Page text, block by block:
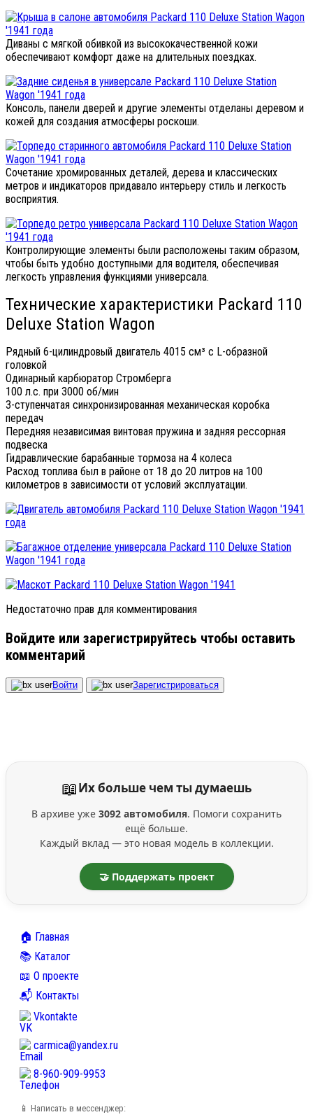
Диваны с мягкой обивкой из высококачественной кожи
обеспечивают комфорт даже на длительных поездках.
Консоль, панели дверей и другие элементы отделаны деревом и
кожей для создания атмосферы роскоши.
Сочетание хромированных деталей, дерева и классических
метров и индикаторов придавало интерьеру стиль и легкость
восприятия.
Контролирующие элементы были расположены таким образом,
чтобы быть удобно доступными для водителя, обеспечивая
легкость управления функциями универсала.
Технические характеристики Packard 110
Deluxe Station Wagon
Рядный 6-цилиндровый двигатель 4015 см³ с L-образной
головкой
Одинарный карбюратор Стромберга
100 л.с. при 3000 об/мин
3-ступенчатая синхронизированная механическая коробка
передач
Передняя независимая винтовая пружина и задняя рессорная
подвеска
Гидравлические барабанные тормоза на 4 колеса
Расход топлива был в районе от 18 до 20 литров на 100
километров в зависимости от условий эксплуатации.
Недостаточно прав для комментирования
Войдите или зарегистрируйтесь чтобы оставить
комментарий
Войти Зарегистрироваться
📖Их больше чем ты думаешь
В архиве уже 3092 автомобиля. Помоги сохранить
ещё больше.
Каждый вклад — это новая модель в коллекции.
🤝 Поддержать проект
🏠 Главная
📚 Каталог
📖 О проекте
📬 Контакты
Vkontakte
carmica@yandex.ru
8-960-909-9953
📱 Написать в мессенджер: